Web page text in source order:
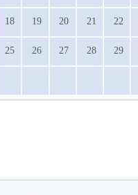
18 19 20 21 22
25 26 27 28 29